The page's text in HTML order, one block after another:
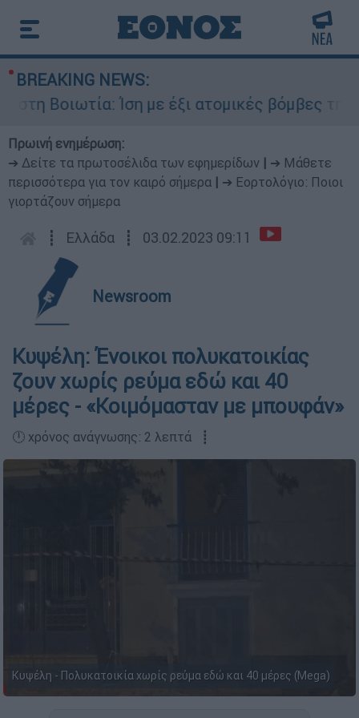
BREAKING NEWS:
Βοιωτία: Ίση με έξι ατομικές βόμβες της
Πρωινή ενημέρωση:
➔ Δείτε τα πρωτοσέλιδα των εφημερίδων
➔ Μάθετε
περισσότερα για τον καιρό σήμερα
➔ Εορτολόγιο: Ποιοι
γιορτάζουν σήμερα
┋ Ελλάδα ┋ 03.02.2023 09:11
Newsroom
Κυψέλη: Ένοικοι πολυκατοικίας
ζουν χωρίς ρεύμα εδώ και 40
μέρες - «Κοιμόμασταν με μπουφάν»
🕛 χρόνος ανάγνωσης: 2 λεπτά ┋
Κυψέλη - Πολυκατοικία χωρίς ρεύμα εδώ και 40 μέρες (Mega)